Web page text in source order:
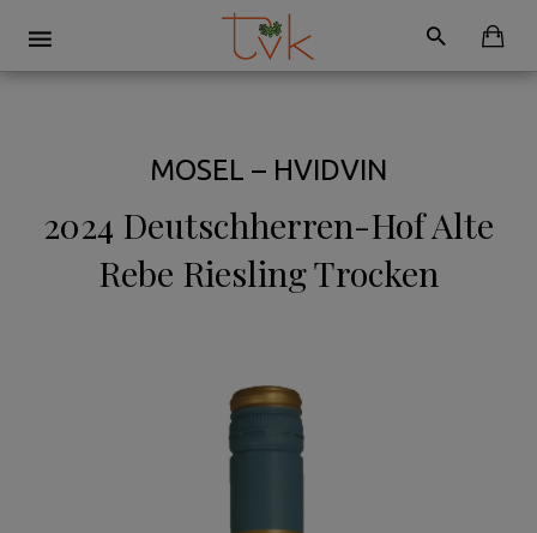
MOSEL – HVIDVIN
2024 Deutschherren-Hof Alte
Rebe Riesling Trocken